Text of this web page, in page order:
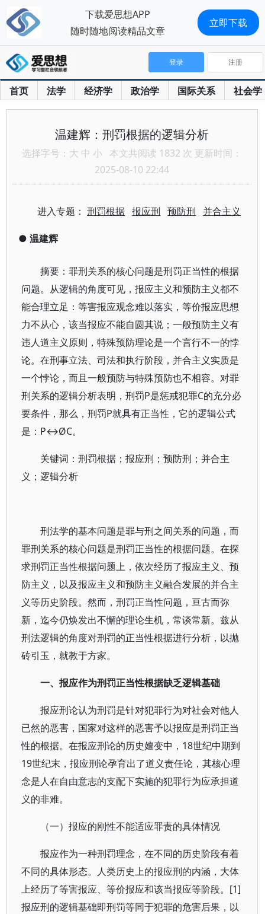
首页 法学 经济学 政治学 国际关系 社会学
登录 注册
温建辉：刑罚根据的逻辑分析
选择字号： 大 中 小 本文共阅读 1832 次 更新时间：
2025-08-10 22:44
进入专题：刑罚根据 报应刑 预防刑 并合主义
● 温建辉
摘要：罪刑关系的核心问题是刑罚正当性的根据
问题。从逻辑的角度可见，报应主义和预防主义都不
能合理立足：等害报应观念难以落实，等价报应思想
力不从心，该当报应不能自圆其说；一般预防主义有
违人道主义原则，特殊预防理论是一个言行不一的悖
论。在刑事立法、司法和执行阶段，并合主义实质是
一个悖论，而且一般预防与特殊预防也不相容。对罪
刑关系的逻辑分析表明，刑罚P是惩戒犯罪C的充分必
要条件，那么，刑罚P就具有正当性，它的逻辑公式
是：P↔ØC。
关键词：刑罚根据；报应刑；预防刑；并合主
义；逻辑分析
刑法学的基本问题是罪与刑之间关系的问题，而
罪刑关系的核心问题是刑罚正当性的根据问题。在探
求刑罚正当性根据问题上，依次经历了报应主义、预
防主义，以及报应主义和预防主义融合发展的并合主
义等历史阶段。然而，刑罚正当性问题，亘古而弥
新，迄今仍焕发出不懈的理论生机，常谈常新。兹从
刑法逻辑的角度对刑罚的正当性根据进行分析，以抛
砖引玉，就教于方家。
一、报应作为刑罚正当性根据缺乏逻辑基础
报应刑论认为刑罚是针对犯罪行为对社会对他人
已然的恶害，国家对这样的恶害予以报应是刑罚正当
性的根据。在报应刑论的历史嬗变中，18世纪中期到
19世纪末，报应刑论孕育出了道义责任论，其核心理
念是人在自由意志的支配下实施的犯罪行为应承担道
义的非难。
（一）报应的刚性不能适应罪责的具体情况
报应作为一种刑罚理念，在不同的历史阶段有着
不同的具体形态。人类历史上的报应刑的内涵，大体
上经历了等害报应、等价报应和该当报应等阶段。[1]
报应刑的逻辑基础即刑罚等同于犯罪的危害后果，以
下载爱思想APP
随时随地阅读精品文章
立即下载